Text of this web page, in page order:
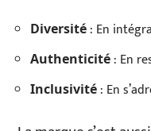
Diversité : En
Authenticité : En
Inclusivité : En